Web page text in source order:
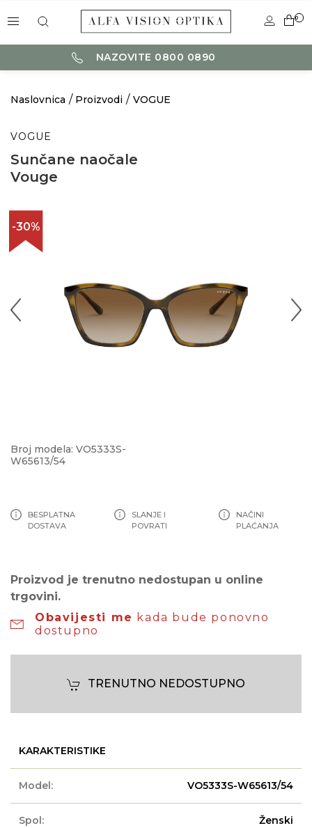
0
NAZOVITE 0800 0890
Naslovnica Proizvodi VOGUE
VOGUE
Sunčane naočale
Vouge
-30%
Broj modela: VO5333S-
W65613/54
BESPLATNA
DOSTAVA
SLANJE I
POVRATI
NAČINI
PLAĆANJA
Proizvod je trenutno nedostupan u online
trgovini.
Obavijesti me kada bude ponovno
dostupno
TRENUTNO NEDOSTUPNO
KARAKTERISTIKE
Model: VO5333S-W65613/54
Spol: Ženski